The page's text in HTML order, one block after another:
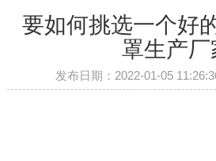
要如何挑选一个好
罩生产厂
发布日期：2022-01-05